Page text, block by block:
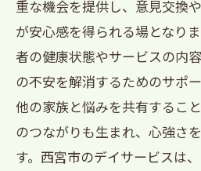
重な機会を提供し、意見交換
が安心感を得られる場となり
者の健康状態やサービスの内
の不安を解消するためのサポ
他の家族と悩みを共有するこ
のつながりも生まれ、心強さ
す。西宮市のデイサービスは